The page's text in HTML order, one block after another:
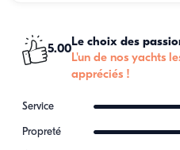
5.00
Le choix des
L'un de nos yachts
appréciés !
Service
Propreté